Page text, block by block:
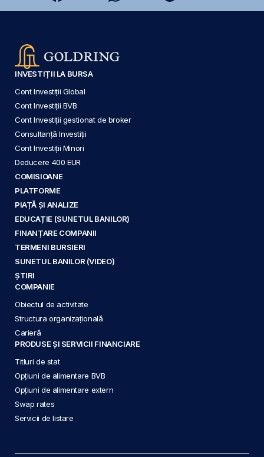
INVESTIȚII LA BURSA
Cont Investiții Global
Cont Investiții BVB
Cont Investiții gestionat de broker
Consultanță Investiții
Cont Investiții Minori
Deducere 400 EUR
COMISIOANE
PLATFORME
PIAȚĂ ȘI ANALIZE
EDUCAȚIE (SUNETUL BANILOR)
FINANȚARE COMPANII
TERMENI BURSIERI
SUNETUL BANILOR (VIDEO)
ȘTIRI
COMPANIE
Obiectul de activitate
Structura organizațională
Carieră
PRODUSE ȘI SERVICII FINANCIARE
Titluri de stat
Opțiuni de alimentare BVB
Opțiuni de alimentare extern
Swap rates
Servicii de listare